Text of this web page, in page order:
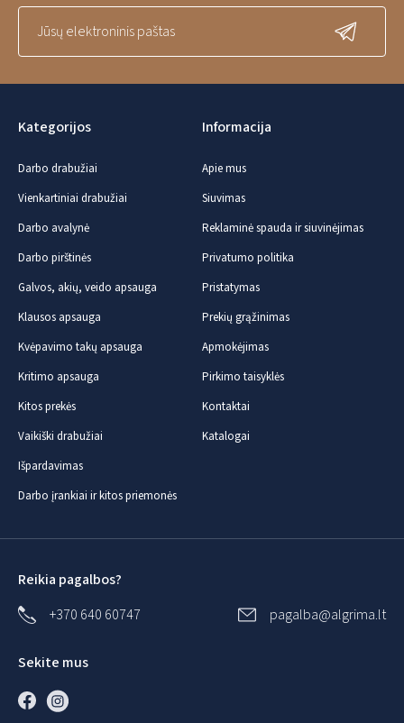
Kategorijos
Darbo drabužiai
Vienkartiniai drabužiai
Darbo avalynė
Darbo pirštinės
Galvos, akių, veido apsauga
Klausos apsauga
Kvėpavimo takų apsauga
Kritimo apsauga
Kitos prekės
Vaikiški drabužiai
Išpardavimas
Darbo įrankiai ir kitos priemonės
Informacija
Apie mus
Siuvimas
Reklaminė spauda ir siuvinėjimas
Privatumo politika
Pristatymas
Prekių grąžinimas
Apmokėjimas
Pirkimo taisyklės
Kontaktai
Katalogai
Reikia pagalbos?
+370 640 60747
pagalba@algrima.lt
Sekite mus